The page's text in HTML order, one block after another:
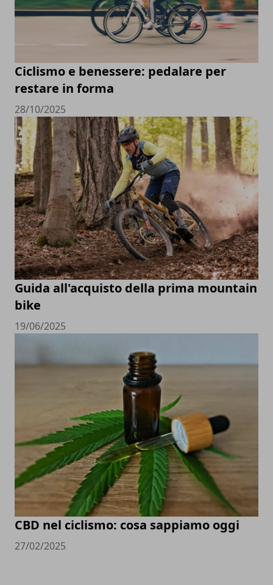
Ciclismo e benessere: pedalare per
restare in forma
28/10/2025
Guida all'acquisto della prima mountain
bike
19/06/2025
CBD nel ciclismo: cosa sappiamo oggi
27/02/2025